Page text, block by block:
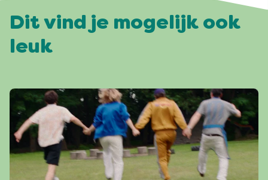
Dit vind je mogelijk ook
leuk